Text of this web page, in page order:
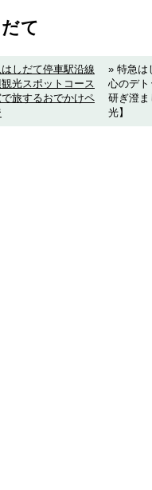
て
しだて停車駅沿線
光スポットコース
旅するおでかけペ
» 特急は
心のデ
研ぎ澄
光】